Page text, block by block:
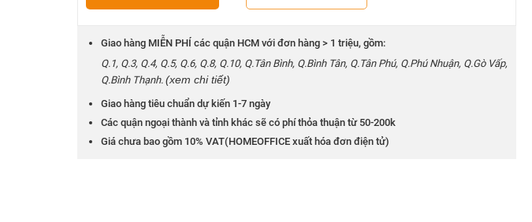
Giao hàng MIỄN PHÍ các quận HCM với đơn hàng > 1 triệu, gồm:
Q.1, Q.3, Q.4, Q.5, Q.6, Q.8, Q.10, Q.Tân Bình, Q.Bình Tân, Q.Tân Phú, Q.Phú Nhuận, Q.Gò Vấp,
Q.Bình Thạnh. (xem chi tiết)
Giao hàng tiêu chuẩn dự kiến 1-7 ngày
Các quận ngoại thành và tỉnh khác sẽ có phí thỏa thuận từ 50-200k
Giá chưa bao gồm 10% VAT(HOMEOFFICE xuất hóa đơn điện tử)